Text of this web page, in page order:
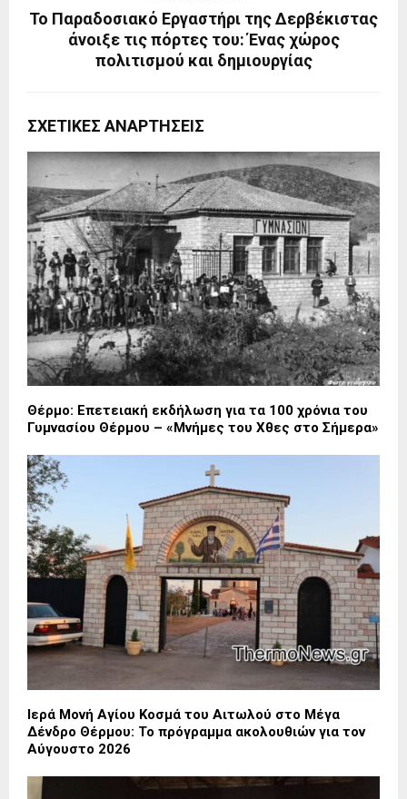
Το Παραδοσιακό Εργαστήρι της Δερβέκιστας
άνοιξε τις πόρτες του: Ένας χώρος
πολιτισμού και δημιουργίας
ΣΧΕΤΙΚΈΣ ΑΝΑΡΤΉΣΕΙΣ
Θέρμο: Επετειακή εκδήλωση για τα 100 χρόνια του
Γυμνασίου Θέρμου – «Μνήμες του Χθες στο Σήμερα»
Ιερά Μονή Αγίου Κοσμά του Αιτωλού στο Μέγα
Δένδρο Θέρμου: Το πρόγραμμα ακολουθιών για τον
Αύγουστο 2026